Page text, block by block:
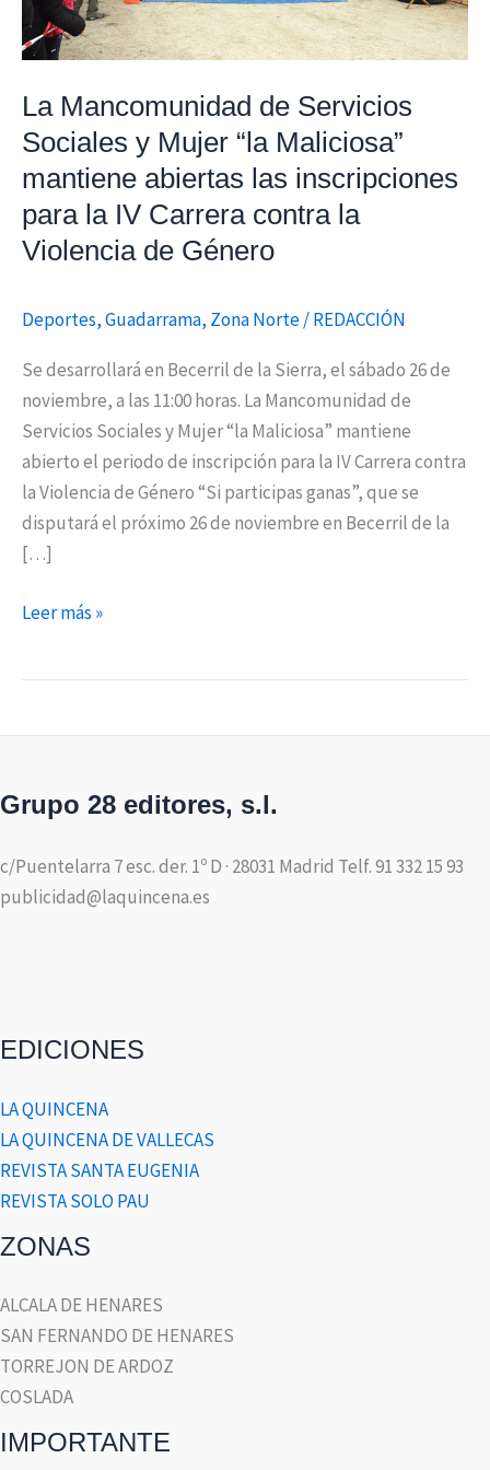
La Mancomunidad de Servicios
Sociales y Mujer “la Maliciosa”
mantiene abiertas las inscripciones
para la IV Carrera contra la
Violencia de Género
Deportes,Guadarrama, Zona Norte/REDACCIÓN
Se desarrollará en Becerril de la Sierra, el sábado 26 de
noviembre, a las 11:00 horas. La Mancomunidad de
Servicios Sociales y Mujer “la Maliciosa” mantiene
abierto el periodo de inscripción para la IV Carrera contra
la Violencia de Género “Si participas ganas”, que se
disputará el próximo 26 de noviembre en Becerril de la
[…]
Maliciosa”
mantiene
las
inscripciones
para
la
IV
la
Violencia
de
Género
Leer más »
Grupo 28 editores, s.l.
c/Puentelarra 7 esc. der. 1º D · 28031 Madrid Telf. 91 332 15 93
publicidad@laquincena.es
EDICIONES
LA QUINCENA
LA QUINCENA DE VALLECAS
REVISTA SANTA EUGENIA
REVISTA SOLO PAU
ZONAS
ALCALA DE HENARES
SAN FERNANDO DE HENARES
TORREJON DE ARDOZ
COSLADA
IMPORTANTE